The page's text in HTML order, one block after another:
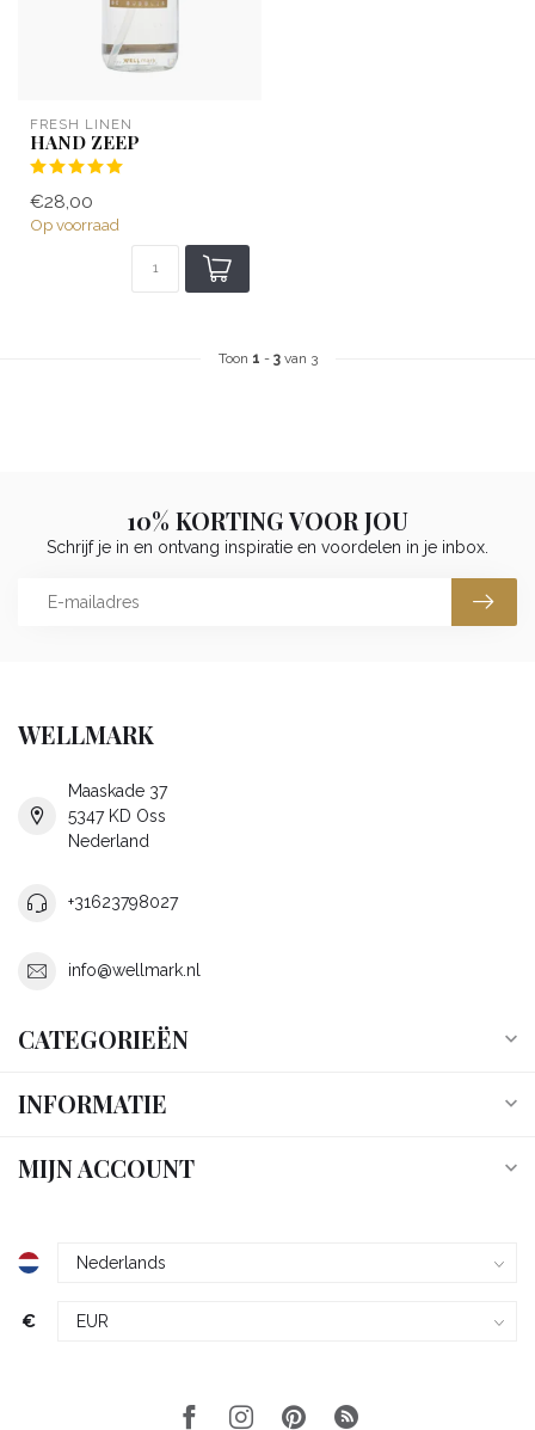
FRESH LINEN
HAND ZEEP
€28,00
Op voorraad
Toon 1 - 3van 3
10% KORTING VOOR JOU
Schrijf je in en ontvang inspiratie en voordelen in je inbox.
WELLMARK
Maaskade 37
5347 KD Oss
Nederland
+31623798027
info@wellmark.nl
CATEGORIEËN
INFORMATIE
MIJN ACCOUNT
€